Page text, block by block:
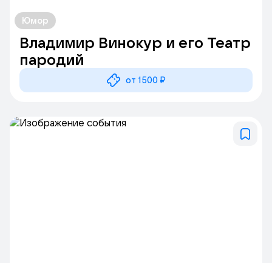
Юмор
Владимир Винокур и его Театр
пародий
от 1500 ₽